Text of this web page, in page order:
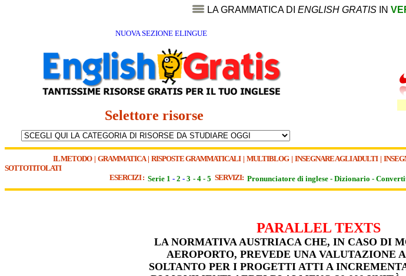
LA GRAMMATICA DI ENGLISH GRATIS IN
NUOVA SEZIONE ELINGUE
Selettore risorse
IL METODO| GRAMMATICA| RISPOSTE GRAMMATICALI| MULTIBLOG| INSEGNARE AGLI ADULTI |
SOTTOTITOLATI
ESERCIZI : Serie 1 - 2 - 3 - 4 - 5 SERVIZI: Pronunciatore di inglese - Dizionario -
PARALLEL TEXTS
LA NORMATIVA AUSTRIACA CHE, IN CASO DI
AEROPORTO, PREVEDE UNA VALUTAZIONE
SOLTANTO PER I PROGETTI ATTI A